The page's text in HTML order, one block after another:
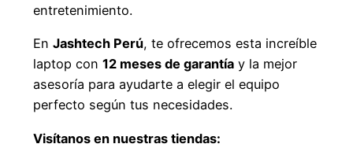
entretenimiento.
En Jashtech Perú, te ofrecemos esta increíble
laptop con 12 meses de garantía y la mejor
asesoría para ayudarte a elegir el equipo
perfecto según tus necesidades.
Visítanos en nuestras tiendas: